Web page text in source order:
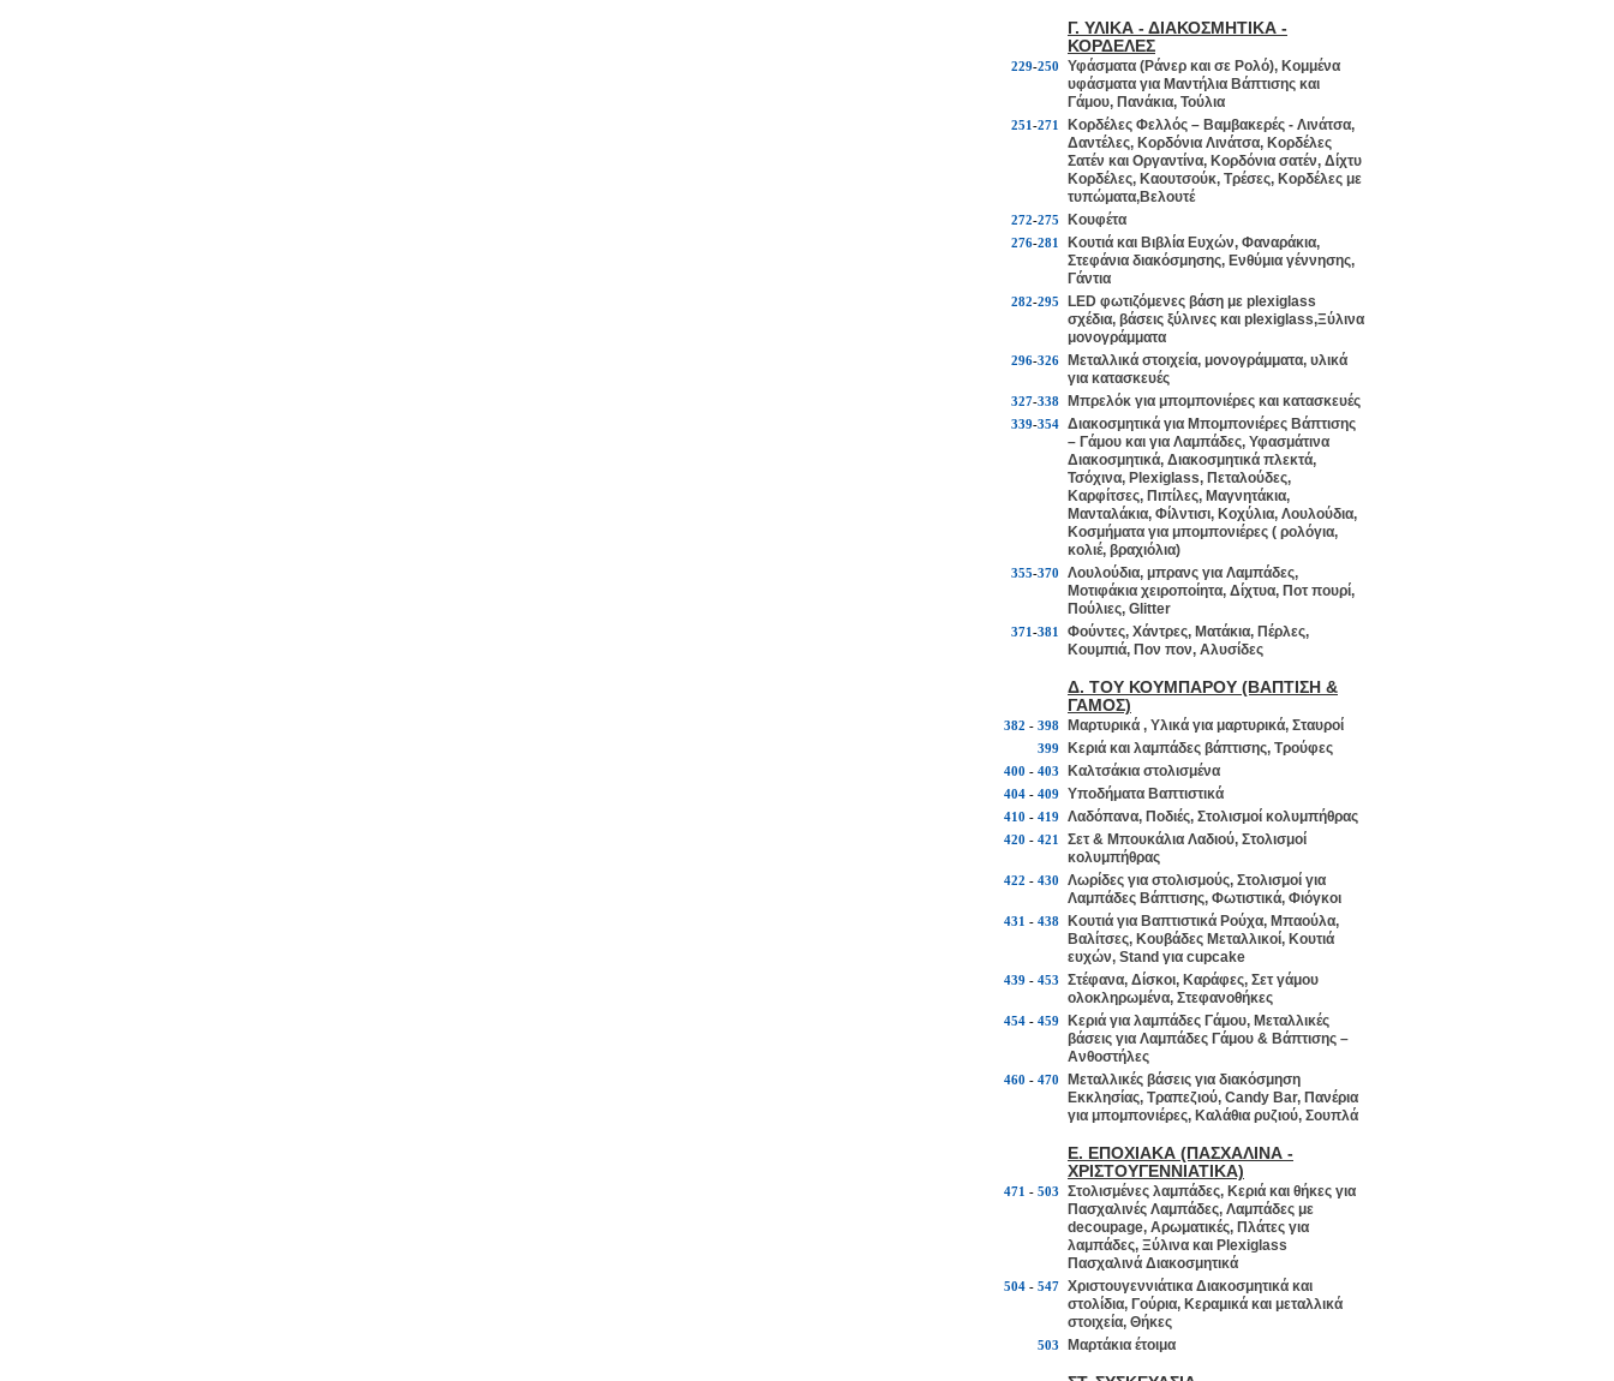
Γ. ΥΛΙΚΑ - ΔΙΑΚΟΣΜΗΤΙΚΑ -
ΚΟΡΔΕΛΕΣ
229-250
Υφάσματα (Ράνερ και σε Ρολό), Κομμένα
υφάσματα για Μαντήλια Βάπτισης και
Γάμου, Πανάκια, Τούλια
251-271
Κορδέλες Φελλός – Βαμβακερές - Λινάτσα,
Δαντέλες, Κορδόνια Λινάτσα, Κορδέλες
Σατέν και Οργαντίνα, Κορδόνια σατέν, Δίχτυ
Κορδέλες, Καουτσούκ, Τρέσες, Κορδέλες με
τυπώματα,Βελουτέ
272-275 Κουφέτα
276-281
Κουτιά και Βιβλία Ευχών, Φαναράκια,
Στεφάνια διακόσμησης, Ενθύμια γέννησης,
Γάντια
282-295
LED φωτιζόμενες βάση με plexiglass
σχέδια, βάσεις ξύλινες και plexiglass,Ξύλινα
μονογράμματα
296-326
Μεταλλικά στοιχεία, μονογράμματα, υλικά
για κατασκευές
327-338 Μπρελόκ για μπομπονιέρες και κατασκευές
339-354 Διακοσμητικά για Μπομπονιέρες Βάπτισης
– Γάμου και για Λαμπάδες, Υφασμάτινα
Διακοσμητικά, Διακοσμητικά πλεκτά,
Τσόχινα, Plexiglass, Πεταλούδες,
Καρφίτσες, Πιπίλες, Μαγνητάκια,
Μανταλάκια, Φίλντισι, Κοχύλια, Λουλούδια,
Κοσμήματα για μπομπονιέρες ( ρολόγια,
κολιέ, βραχιόλια)
355-370
Λουλούδια, μπρανς για Λαμπάδες,
Μοτιφάκια χειροποίητα, Δίχτυα, Ποτ πουρί,
Πούλιες, Glitter
371-381
Φούντες, Χάντρες, Ματάκια, Πέρλες,
Κουμπιά, Πον πον, Αλυσίδες
Δ. ΤΟΥ ΚΟΥΜΠΑΡΟΥ (ΒΑΠΤΙΣΗ &
ΓΑΜΟΣ)
382 - 398 Μαρτυρικά , Υλικά για μαρτυρικά, Σταυροί
399 Κεριά και λαμπάδες βάπτισης, Τρούφες
400 - 403 Καλτσάκια στολισμένα
404 - 409 Υποδήματα Βαπτιστικά
410 - 419 Λαδόπανα, Ποδιές, Στολισμοί κολυμπήθρας
420 - 421
Σετ & Μπουκάλια Λαδιού, Στολισμοί
κολυμπήθρας
422 - 430
Λωρίδες για στολισμούς, Στολισμοί για
Λαμπάδες Βάπτισης, Φωτιστικά, Φιόγκοι
431 - 438
Κουτιά για Βαπτιστικά Ρούχα, Μπαούλα,
Βαλίτσες, Κουβάδες Μεταλλικοί, Κουτιά
ευχών, Stand για cupcake
439 - 453
Στέφανα, Δίσκοι, Καράφες, Σετ γάμου
ολοκληρωμένα, Στεφανοθήκες
454 - 459
Κεριά για λαμπάδες Γάμου, Μεταλλικές
βάσεις για Λαμπάδες Γάμου & Βάπτισης –
Ανθοστήλες
460 - 470
Μεταλλικές βάσεις για διακόσμηση
Εκκλησίας, Τραπεζιού, Candy Bar, Πανέρια
για μπομπονιέρες, Καλάθια ρυζιού, Σουπλά
Ε. ΕΠΟΧΙΑΚΑ (ΠΑΣΧΑΛΙΝΑ -
ΧΡΙΣΤΟΥΓΕΝΝΙΑΤΙΚΑ)
471 - 503
Στολισμένες λαμπάδες, Κεριά και θήκες για
Πασχαλινές Λαμπάδες, Λαμπάδες με
decoupage, Αρωματικές, Πλάτες για
λαμπάδες, Ξύλινα και Plexiglass
Πασχαλινά Διακοσμητικά
504 - 547 Χριστουγεννιάτικα Διακοσμητικά και
στολίδια, Γούρια, Κεραμικά και μεταλλικά
στοιχεία, Θήκες
503 Μαρτάκια έτοιμα